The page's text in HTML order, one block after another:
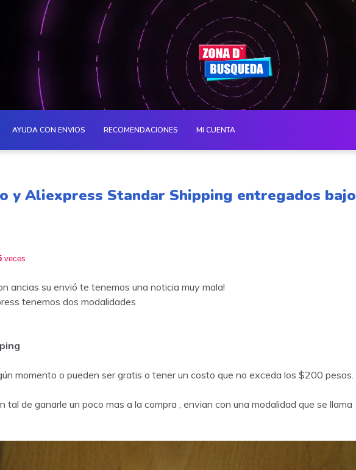
AYUDA CON ENVIOS RECOMENDACIONES MI CUENTA
y Aliexpress Standar Shipping entregados bajo
veces
ancias su envió te tenemos una noticia muy mala!
tenemos dos modalidades
momento o pueden ser gratis o tener un costo que no exceda los $200 pesos.
tal de ganarle un poco mas a la compra , envian con una modalidad que se llama